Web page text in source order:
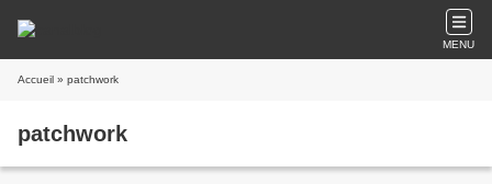
MENU
Accueil » patchwork
patchwork